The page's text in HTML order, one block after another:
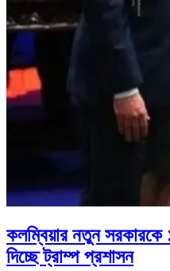
কলম্বিয়ার নতুন সরকারকে
দিচ্ছে ট্রাম্প প্রশাসন